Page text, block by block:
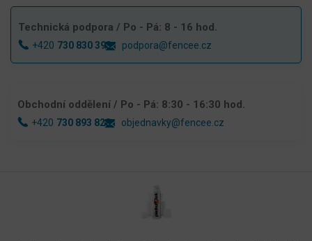
Technická podpora / Po - Pá: 8 - 16 hod.
+420 730 830 393 podpora@fencee.cz
Obchodní oddělení / Po - Pá: 8:30 - 16:30 hod.
+420 730 893 828 objednavky@fencee.cz